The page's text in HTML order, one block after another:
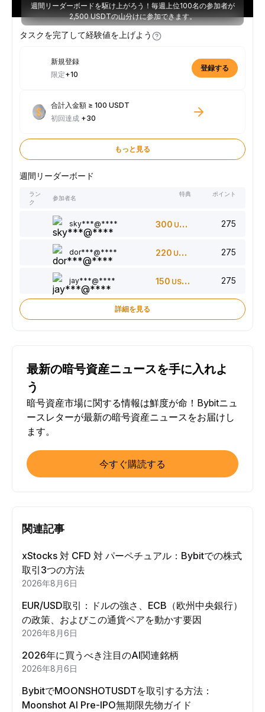
週間リーダーボードを駆け上がろう！毎週上位100名の参加者が
2,500 USDTの山分けに参加できます。
タスクを完了して経験値を上げよう
新規登録
限定+10
登録する
合計入金額 ≥ 100 USDT
初回達成 +30
もっと見る
週間リーダーボード
ラン
ク
参加者名
特典 ポイント
sky***@**** 300 USDT 275
dor***@**** 220 USDT 275
jay***@**** 150 USDT 275
詳細を見る
最新の暗号資産ニュースを手に入れよ
う
暗号資産市場に関する情報は鮮度が命！Bybitニュ
ースレターが最新の暗号資産ニュースをお届けし
ます。
今すぐ購読する
関連記事
xStocks 対 CFD 対 パーペチュアル：Bybitでの株式
取引3つの方法
2026年8月6日
EUR/USD取引：ドルの強さ、ECB（欧州中央銀行）
の政策、およびこの通貨ペアを動かす要因
2026年8月6日
2026年に買うべき注目のAI関連銘柄
2026年8月6日
BybitでMOONSHOTUSDTを取引する方法：
Moonshot AI Pre-IPO無期限先物ガイド